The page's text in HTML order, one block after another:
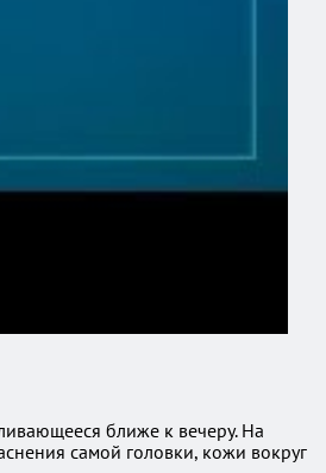
ближе к вечеру. На
самой головки, кожи вокруг